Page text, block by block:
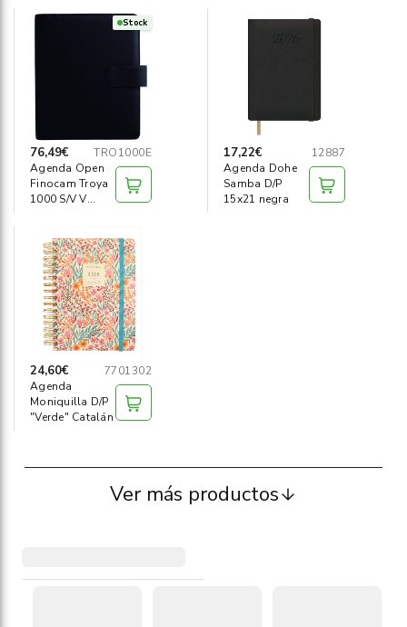
Stock
76,49€
TRO1000E
Agenda Open
Finocam Troya
1000 S/V V
17,22€
12887
Agenda Dohe
Samba D/P
15x21 negra
24,60€
7701302
Agenda
Moniquilla D/P
"Verde" Catalán
Ver más productos